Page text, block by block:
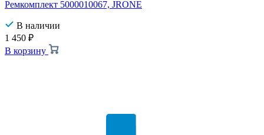
Ремкомплект 5000010067, JRONE
В наличии
1 450 ₽
В корзину